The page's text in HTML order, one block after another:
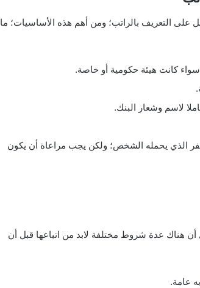
على التعريف بالراتب؛ ومن أهم هذه الأساسيات؛ ما
سواء كانت هيئة حكومية أو خاصة.
لاسم وشعار البنك.
الذي يحمله الشخص؛ ولكن يجب مراعاة أن يكون
أن هناك عدة شروط مختلفة لابد من اتباعها قبل أن
عامة.